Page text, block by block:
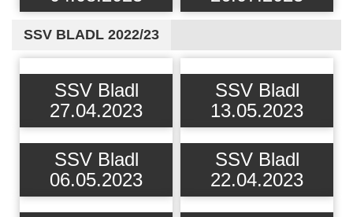
SSV BLADL 2022/23
SSV Bladl
27.04.2023
SSV Bladl
13.05.2023
SSV Bladl
06.05.2023
SSV Bladl
22.04.2023